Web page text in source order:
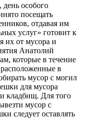
особого
посещать
отдавая им
услуг» готовит к
их от мусора и
Анатолий
которые в течение
в
мусор с могил
для мусора
кладбищ. Для того
мусор с
следует оставлять